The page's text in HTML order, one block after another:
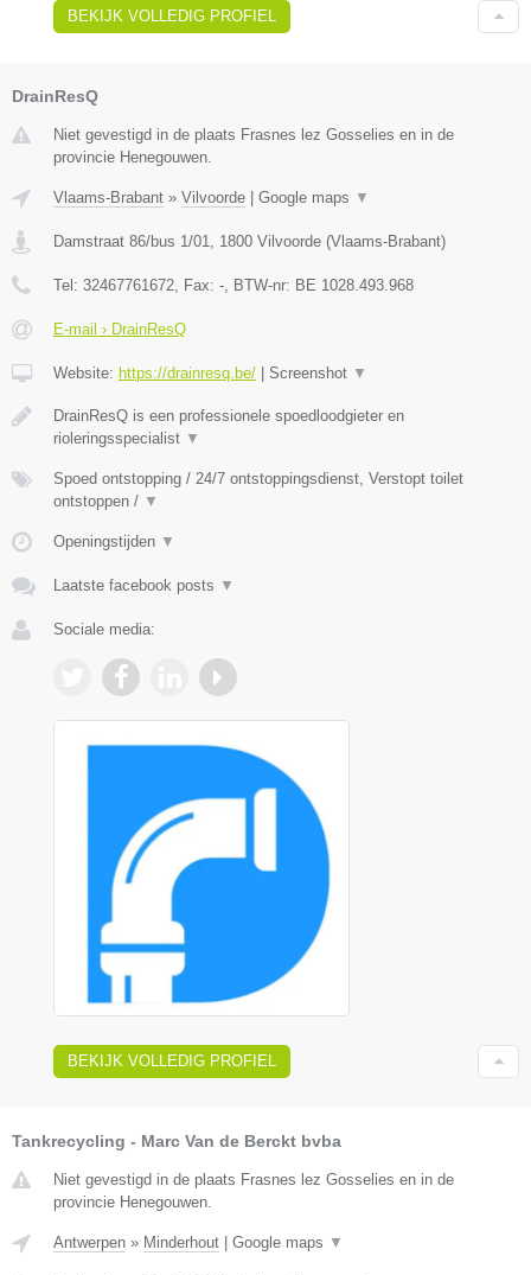
BEKIJK VOLLEDIG PROFIEL
DrainResQ
Niet gevestigd in de plaats Frasnes lez Gosselies en in de
provincie Henegouwen.
Vlaams-Brabant » Vilvoorde | Google maps ▼
Damstraat 86/bus 1/01 1800 Vilvoorde (Vlaams-Brabant)
Tel: 32467761672 , Fax: - , BTW-nr: BE 1028.493.968
E-mail › DrainResQ
Website: https://drainresq.be/ | Screenshot ▼
DrainResQ is een professionele spoedloodgieter en
rioleringsspecialist ▼
Spoed ontstopping / 24/7 ontstoppingsdienst, Verstopt toilet
ontstoppen / ▼
Openingstijden ▼
Laatste facebook posts ▼
Sociale media:
BEKIJK VOLLEDIG PROFIEL
Tankrecycling - Marc Van de Berckt bvba
Niet gevestigd in de plaats Frasnes lez Gosselies en in de
provincie Henegouwen.
Antwerpen » Minderhout | Google maps ▼